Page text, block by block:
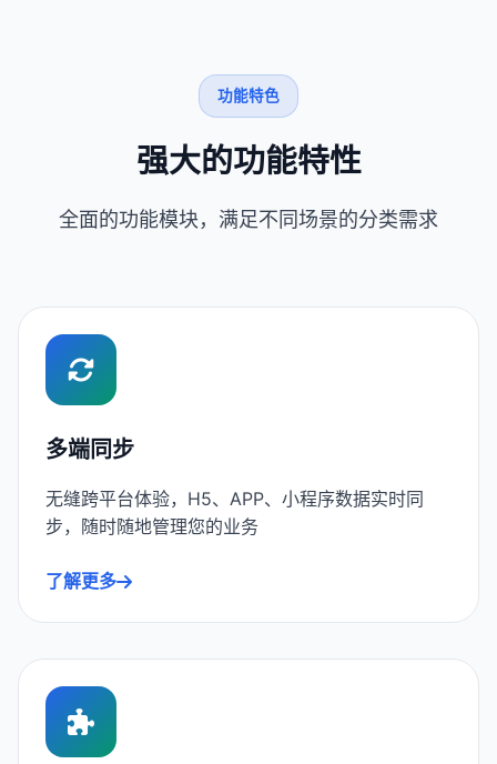
功能特色
强大的功能特性
全面的功能模块，满足不同场景的分类需求
多端同步
无缝跨平台体验，H5、APP、小程序数据实时同
步，随时随地管理您的业务
了解更多